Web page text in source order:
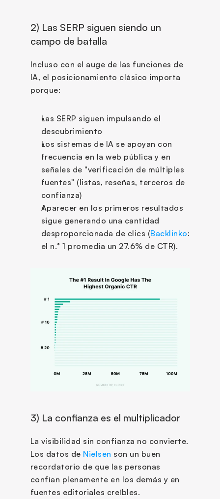
2) Las SERP siguen siendo un
campo de batalla
Incluso con el auge de las funciones de
IA, el posicionamiento clásico importa
porque:
Las SERP siguen impulsando el
descubrimiento
Los sistemas de IA se apoyan con
frecuencia en la web pública y en
señales de "verificación de múltiples
fuentes" (listas, reseñas, terceros de
confianza)
Aparecer en los primeros resultados
sigue generando una cantidad
desproporcionada de clics (Backlinko:
el n.° 1 promedia un 27.6% de CTR).
3) La confianza es el multiplicador
La visibilidad sin confianza no convierte.
Los datos de Nielsen son un buen
recordatorio de que las personas
confían plenamente en los demás y en
fuentes editoriales creíbles.